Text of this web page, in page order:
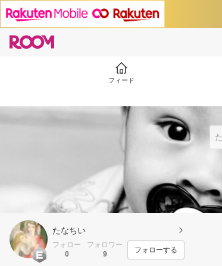
フィード
たなちい
フォロー
0
フォロワー
9
フォローする